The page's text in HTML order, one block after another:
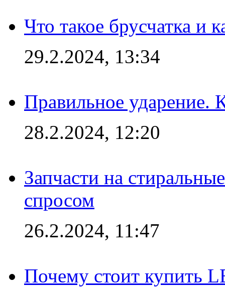
Что такое брусчатка и
29.2.2024, 13:34
Правильное ударение.
28.2.2024, 12:20
Запчасти на
спросом
26.2.2024, 11:47
Почему стоит купить